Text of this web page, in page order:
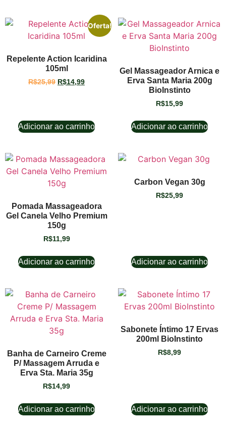
Oferta!
Repelente Action Icaridina
105ml
R$25,99 R$14,99
Adicionar ao carrinho
Gel Massageador Arnica e
Erva Santa Maria 200g
BioInstinto
R$15,99
Adicionar ao carrinho
Pomada Massageadora
Gel Canela Velho Premium
150g
R$11,99
Adicionar ao carrinho
Carbon Vegan 30g
R$25,99
Adicionar ao carrinho
Banha de Carneiro Creme
P/ Massagem Arruda e
Erva Sta. Maria 35g
R$14,99
Adicionar ao carrinho
Sabonete Íntimo 17 Ervas
200ml BioInstinto
R$8,99
Adicionar ao carrinho